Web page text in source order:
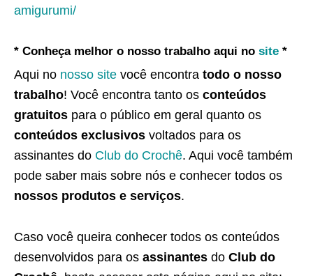
amigurumi/
* Conheça melhor o nosso trabalho aqui no site *
Aqui no nosso site você encontra todo o nosso
trabalho! Você encontra tanto os conteúdos
gratuitos para o público em geral quanto os
conteúdos exclusivos voltados para os
assinantes do Club do Crochê. Aqui você também
pode saber mais sobre nós e conhecer todos os
nossos produtos e serviços.
Caso você queira conhecer todos os conteúdos
desenvolvidos para os assinantes do Club do